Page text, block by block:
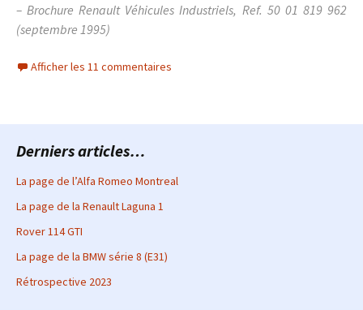
– Brochure Renault Véhicules Industriels, Ref. 50 01 819 962
(septembre 1995)
Afficher les 11 commentaires
Derniers articles…
La page de l’Alfa Romeo Montreal
La page de la Renault Laguna 1
Rover 114 GTI
La page de la BMW série 8 (E31)
Rétrospective 2023